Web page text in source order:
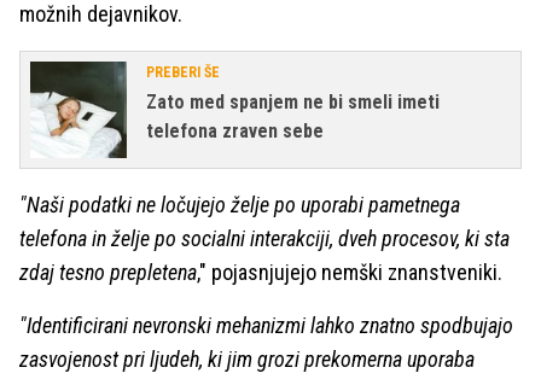
možnih dejavnikov.
PREBERI ŠE
Zato med spanjem ne bi smeli imeti
telefona zraven sebe
"Naši podatki ne ločujejo želje po uporabi pametnega
telefona in želje po socialni interakciji, dveh procesov, ki sta
zdaj tesno prepletena," pojasnjujejo nemški znanstveniki.
"Identificirani nevronski mehanizmi lahko znatno spodbujajo
zasvojenost pri ljudeh, ki jim grozi prekomerna uporaba